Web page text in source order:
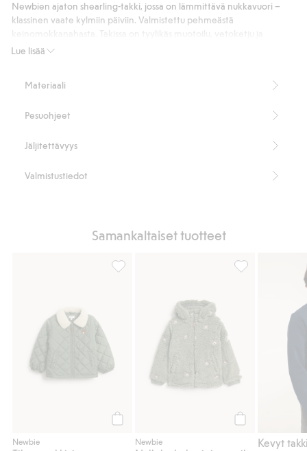
Lue lisää
Newbien ajaton shearling-takki, jossa on lämmittävä nukkavuori –
klassinen vaate kylmiin päiviin. Valmistettu pehmeästä
käytännölliset etutaskut. Huppu on irrotettava, mikä parantaa takin
Sisältää 100 % kierrätettyä polyesteriä.
Tuotenumero:
Materiaali
Pesuohjeet
Jäljitettävyys
Valmistustiedot
Samankaltaiset tuotteet
Newbie
Tikattu takki, jossa on nukkakaulus, Lisää
Newbie
Kevyt